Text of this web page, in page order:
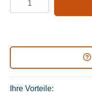
Ihre Vorteile: